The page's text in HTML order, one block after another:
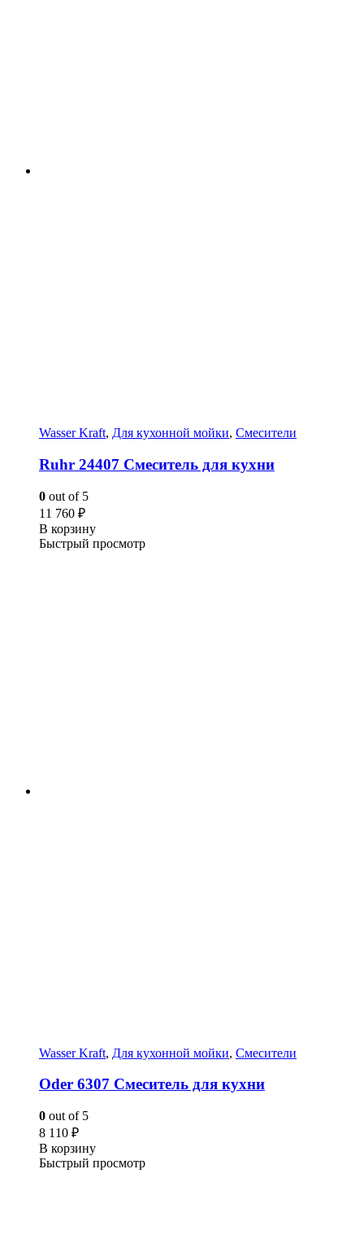
Wasser Kraft, Для кухонной мойки, Смесители
Ruhr 24407 Смеситель для кухни
0 out of 5
11 760 ₽
В корзину
Быстрый просмотр
Wasser Kraft, Для кухонной мойки, Смесители
Oder 6307 Смеситель для кухни
0 out of 5
8 110 ₽
В корзину
Быстрый просмотр